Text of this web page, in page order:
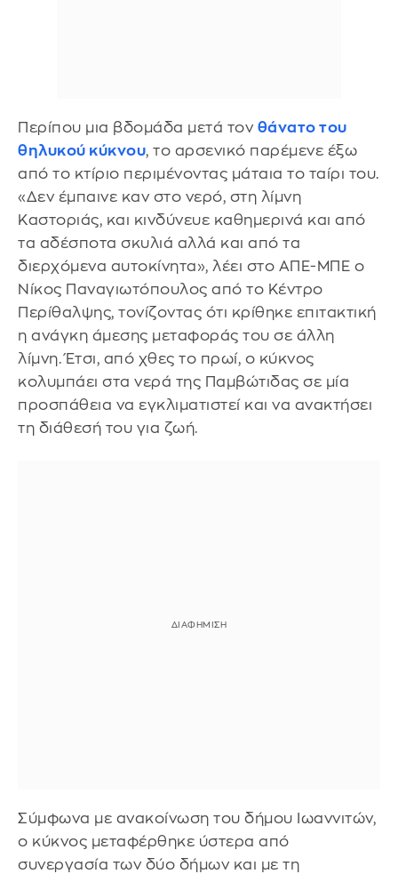
Περίπου μια βδομάδα μετά τον θάνατο του
θηλυκού κύκνου, το αρσενικό παρέμενε έξω
από το κτίριο περιμένοντας μάταια το ταίρι του.
«Δεν έμπαινε καν στο νερό, στη λίμνη
Καστοριάς, και κινδύνευε καθημερινά και από
τα αδέσποτα σκυλιά αλλά και από τα
διερχόμενα αυτοκίνητα», λέει στο ΑΠΕ-ΜΠΕ ο
Νίκος Παναγιωτόπουλος από το Κέντρο
Περίθαλψης, τονίζοντας ότι κρίθηκε επιτακτική
η ανάγκη άμεσης μεταφοράς του σε άλλη
λίμνη. Έτσι, από χθες το πρωί, ο κύκνος
κολυμπάει στα νερά της Παμβώτιδας σε μία
προσπάθεια να εγκλιματιστεί και να ανακτήσει
τη διάθεσή του για ζωή.
Σύμφωνα με ανακοίνωση του δήμου Ιωαννιτών,
ο κύκνος μεταφέρθηκε ύστερα από
συνεργασία των δύο δήμων και με τη